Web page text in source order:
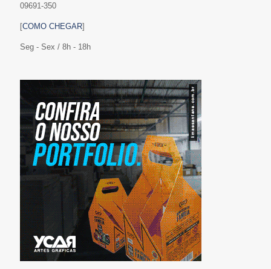
09691-350
[COMO CHEGAR]
Seg - Sex / 8h - 18h